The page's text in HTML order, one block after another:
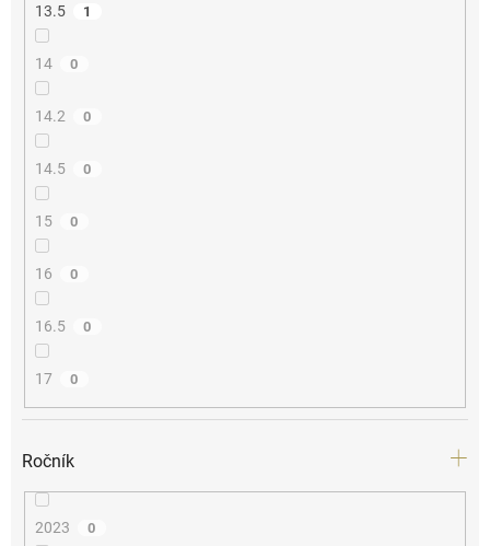
13.5 1
14 0
14.2 0
14.5 0
15 0
16 0
16.5 0
17 0
Ročník
2023 0